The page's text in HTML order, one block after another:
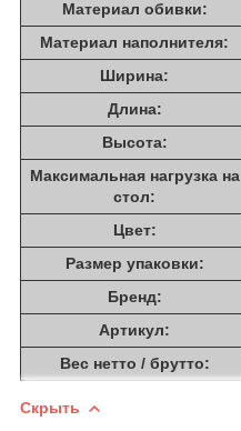
Материал обивки:
Материал наполнителя:
Ширина:
Длина:
Высота:
Максимальная нагрузка на
стол:
Цвет:
Размер упаковки:
Бренд:
Артикул:
Вес нетто / брутто:
Скрыть